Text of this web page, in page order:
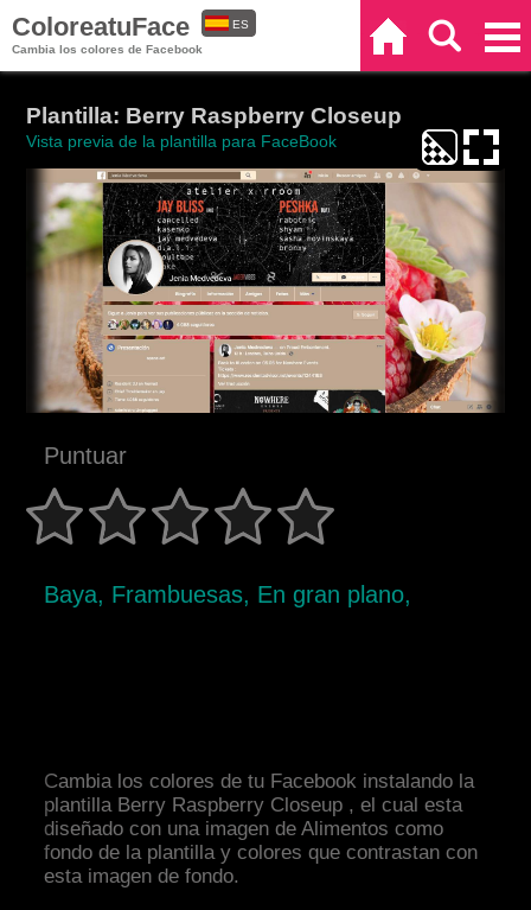
ColoreatuFace
Cambia los colores de Facebook
ES
Plantilla: Berry Raspberry Closeup
Vista previa de la plantilla para FaceBook
Puntuar
Baya, Frambuesas, En gran plano,
Cambia los colores de tu Facebook instalando la
plantilla Berry Raspberry Closeup , el cual esta
diseñado con una imagen de Alimentos como
fondo de la plantilla y colores que contrastan con
esta imagen de fondo.